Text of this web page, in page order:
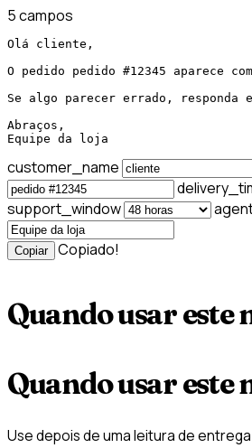
5 campos
Olá cliente,
O pedido pedido #12345 aparece
Se algo parecer errado, responda
Abraços,
Equipe da loja
customer_name
support_window
Copiar Copiado!
Quando usar este
Quando usar este
Use depois de uma leitura de